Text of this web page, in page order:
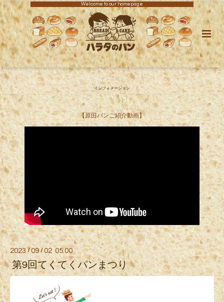
Welcome to our homepage
インフォメーション
【原田パンご紹介動画】
2023/09/02 05:00
第9回てくてくパンまつり